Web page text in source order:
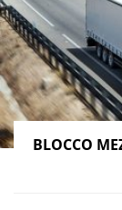
BLOCCO